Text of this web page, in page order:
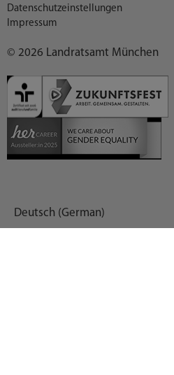
© 2026 Landratsamt München
Datenschutzeinstellungen
Impressum
Deutsch (German)